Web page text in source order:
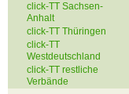
click-TT Sachsen-
Anhalt
click-TT Thüringen
click-TT
Westdeutschland
click-TT restliche
Verbände